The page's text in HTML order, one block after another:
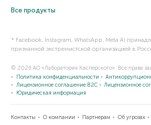
Все продукты
* Facebook, Instagram, WhatsApp, Meta AI
признанной экстремистской организацией в
© 2026 АО «Лаборатория Касперского». Все права
Политика конфиденциальности
Лицензионное соглашение B2C
Лицензионное
Юридическая информация
Контакты О компании Партнерам Об угрозах